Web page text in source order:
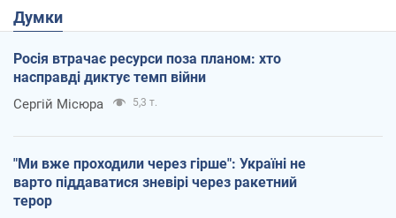
Думки
Росія втрачає ресурси поза планом: хто
насправді диктує темп війни
Сергій Місюра 5,3 т.
"Ми вже проходили через гірше": Україні не
варто піддаватися зневірі через ракетний
терор